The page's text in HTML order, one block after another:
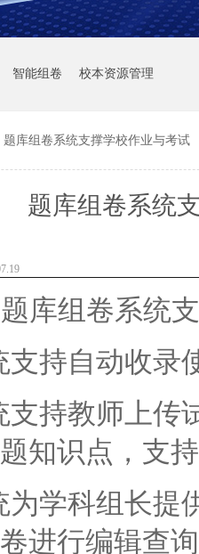
智能组卷 校本资源管理
题库组卷系统支撑学校作业与考试
题库组卷系统
题库组卷系统
支持自动收录
支持教师上传
知识点，支
为学科组长提
进行编辑查